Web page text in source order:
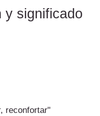
y significado
reconfortar"